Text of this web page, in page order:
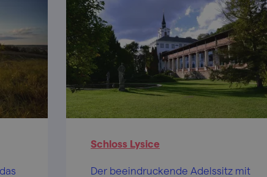
Schloss Lysice
Der beeindruckende Adelssitz mit